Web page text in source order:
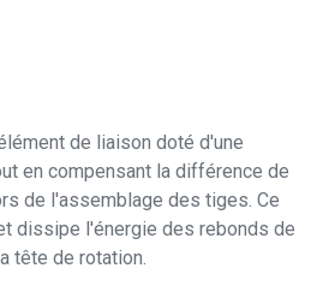
de liaison doté d'une
en compensant la différence de
de l'assemblage des tiges. Ce
dissipe l'énergie des rebonds de
tête de rotation.